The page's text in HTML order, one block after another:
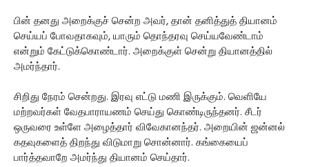
பின் தனது அறைக்குச் சென்ற அவர், தான் தனித்துத் தியானம்
செய்யப் போவதாகவும், யாரும் தொந்தரவு செய்யவேண்டாம்
என்றும் கேட்டுக்கொண்டார். அறைக்குள் சென்று தியானத்தில்
அமர்ந்தார்.
சிறிது நேரம் சென்றது. இரவு எட்டு மணி இருக்கும். வெளியே
மற்றவர்கள் வேதபாராயணம் செய்து கொண்டிருந்தனர். சீடர்
ஒருவரை உள்ளே அழைத்தார் விவேகானந்தர். அறையின் ஜன்னல்
கதவுகளைத் திறந்து விடுமாறு சொன்னார். கங்கையைப்
பார்த்தவாறே அமர்ந்து தியானம் செய்தார்.